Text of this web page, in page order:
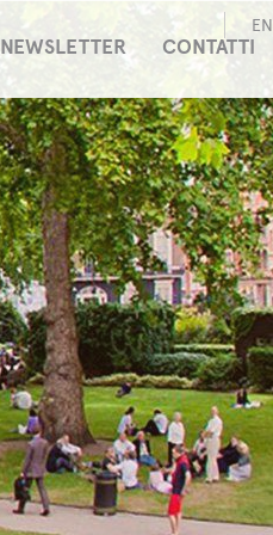
EN
NEWSLETTER CONTATTI